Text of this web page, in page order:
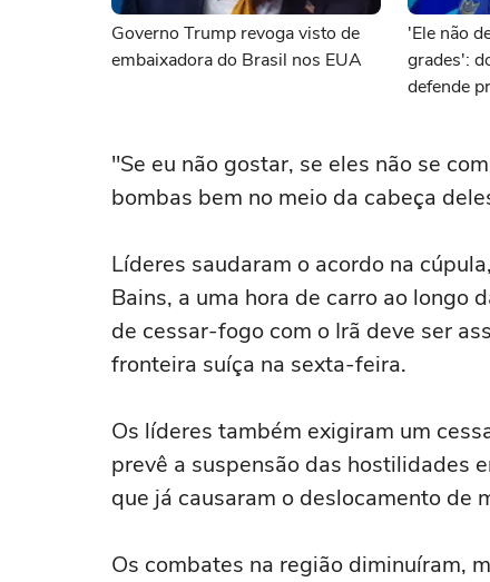
Governo Trump revoga visto de
embaixadora do Brasil nos EUA
'Ele não
grades':
defende
"Se eu não gostar, se ‌eles não se
bombas ⁠bem no meio da cabeça
Líderes saudaram o acordo na
Bains, a uma hora de carro ao longo
de cessar-fogo com o Irã deve ser
fronteira suíça na sexta-feira.
Os líderes também exigiram um
prevê a ⁠suspensão das hostilidades
que já ⁠causaram o deslocamento de
Os ‌combates na região diminuíram,